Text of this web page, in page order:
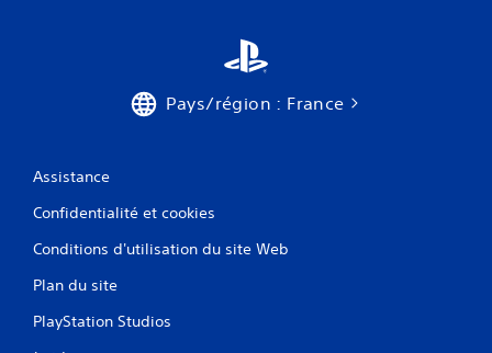
Pays/région : France
Assistance
Confidentialité et cookies
Conditions d'utilisation du site Web
Plan du site
PlayStation Studios